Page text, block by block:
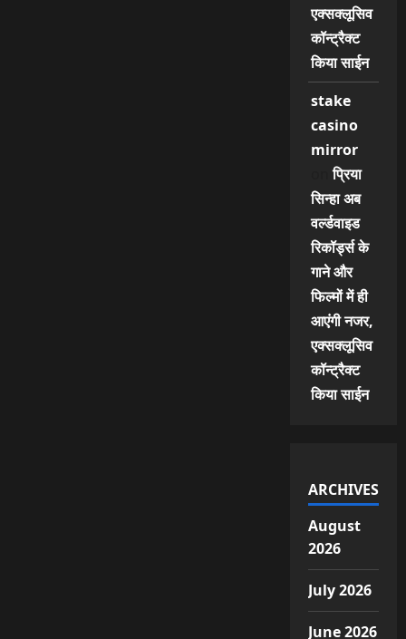
एक्सक्लूसिव
कॉन्ट्रैक्ट
किया साईन
stake
casino
mirror
onप्रिया
सिन्हा अब
वर्ल्डवाइड
रिकॉर्ड्स के
गाने और
फिल्मों में ही
आएंगी नजर,
एक्सक्लूसिव
कॉन्ट्रैक्ट
किया साईन
ARCHIVES
August
2026
July 2026
June 2026